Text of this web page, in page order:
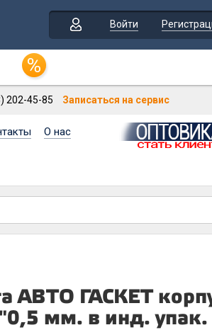
Войти
202-45-85 Записаться на сервис
О нас
АВТО ГАСКЕТ
мм. в инд.